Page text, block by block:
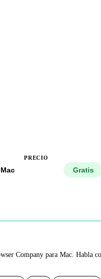
Mac
PRECIO
Gratis
Company para Mac. Habla